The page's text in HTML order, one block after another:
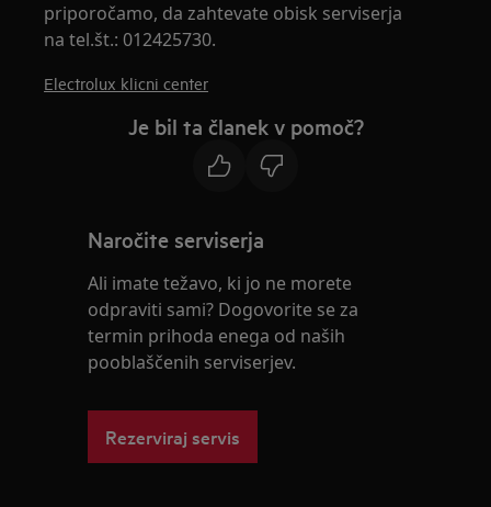
priporočamo, da zahtevate obisk serviserja
na tel.št.: 012425730.
Electrolux klicni center
Je bil ta članek v pomoč?
Naročite serviserja
Ali imate težavo, ki jo ne morete
odpraviti sami? Dogovorite se za
termin prihoda enega od naših
pooblaščenih serviserjev.
Rezerviraj servis